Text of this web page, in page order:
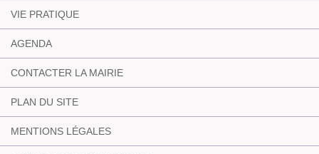
VIE PRATIQUE
AGENDA
CONTACTER LA MAIRIE
PLAN DU SITE
MENTIONS LÉGALES